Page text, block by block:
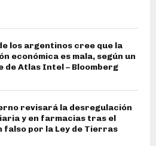
los argentinos cree que la
económica es mala, según un
de Atlas Intel – Bloomberg
revisará la desregulación
y en farmacias tras el
falso por la Ley de Tierras